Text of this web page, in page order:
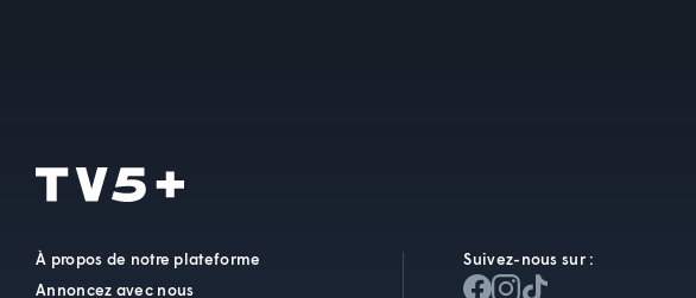
À propos de notre plateforme
Annoncez avec nous
Suivez-nous sur :